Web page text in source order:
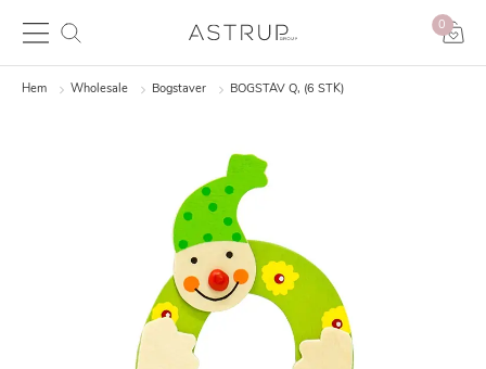
0
Hem Wholesale Bogstaver BOGSTAV Q, (6 STK)